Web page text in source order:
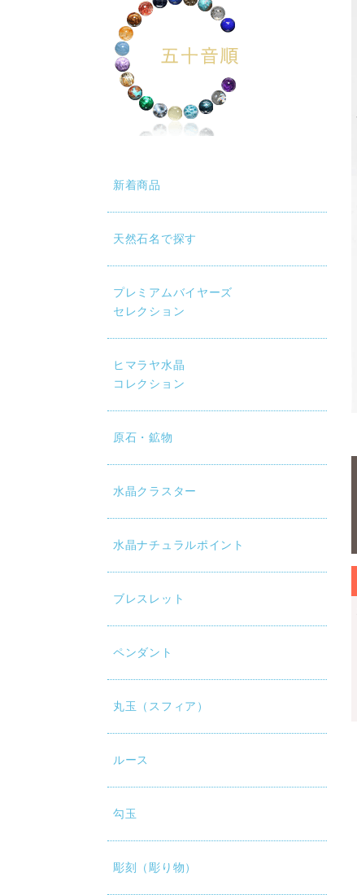
新着商品
天然石名で探す
プレミアムバイヤーズ
セレクション
ヒマラヤ水晶
コレクション
原石・鉱物
水晶クラスター
水晶ナチュラルポイント
ブレスレット
ペンダント
丸玉（スフィア）
ルース
勾玉
彫刻（彫り物）